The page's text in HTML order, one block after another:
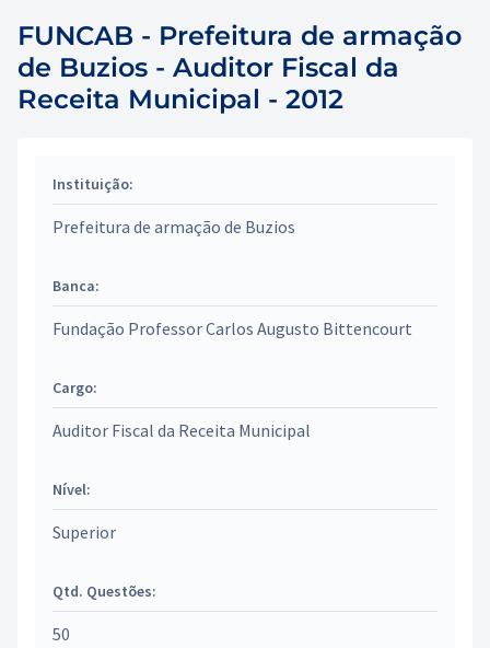
FUNCAB - Prefeitura de armação
de Buzios - Auditor Fiscal da
Receita Municipal - 2012
Instituição:
Prefeitura de armação de Buzios
Banca:
Fundação Professor Carlos Augusto Bittencourt
Cargo:
Auditor Fiscal da Receita Municipal
Nível:
Superior
Qtd. Questões:
50